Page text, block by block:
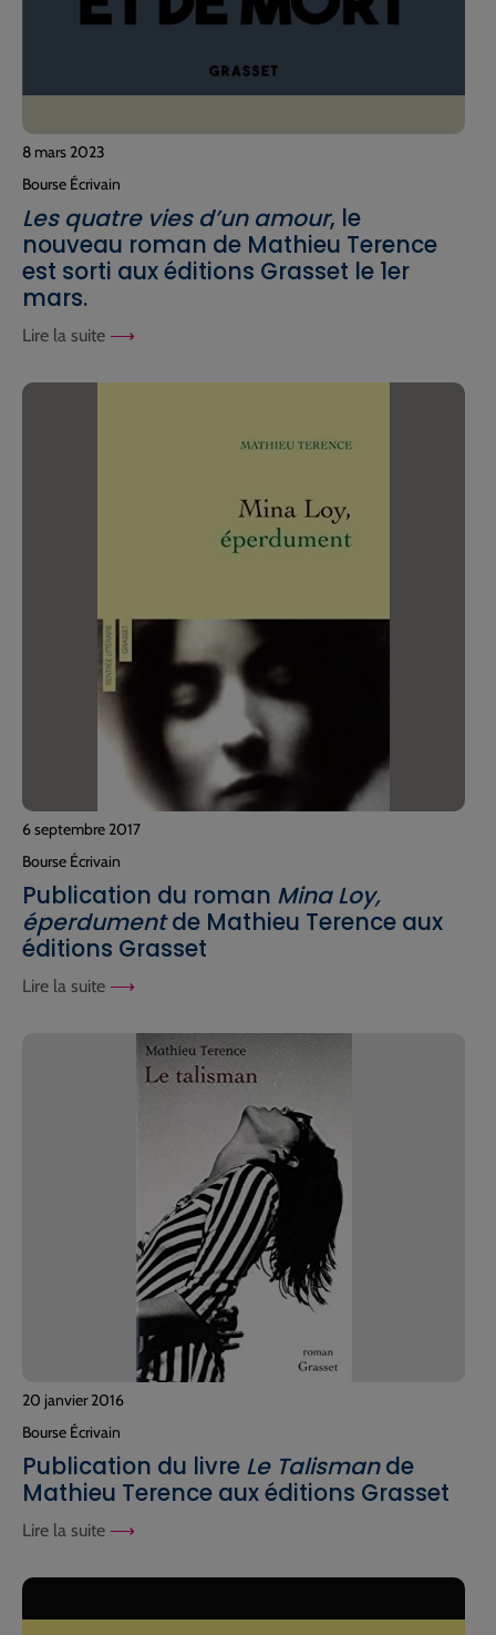
8 mars 2023
Bourse Écrivain
Les quatre vies d’un amour, le
nouveau roman de Mathieu Terence
est sorti aux éditions Grasset le 1er
mars.
Lire la suite
6 septembre 2017
Bourse Écrivain
Publication du roman Mina Loy,
éperdumentde Mathieu Terence aux
éditions Grasset
Lire la suite
20 janvier 2016
Bourse Écrivain
Publication du livre Le Talismande
Mathieu Terence aux éditions Grasset
Lire la suite